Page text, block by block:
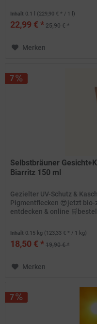
Inhalt 0.1 l (229,90 € * / 1 l)
22,99 € * 25,90 € *
Merken
7
Selbstbräuner
Biarritz 150 ml
Gezielter UV-Schutz &
Pigmentflecken 😎jetzt
entdecken & online
Inhalt 0.15 kg (123,33 € * / 1 kg)
18,50 € * 19,90 € *
Merken
7